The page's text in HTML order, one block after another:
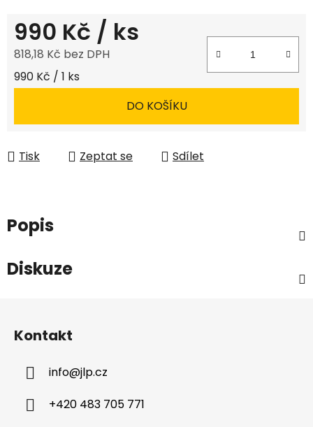
990 Kč / ks
818,18 Kč bez DPH
Měrná cena:
990 Kč / 1 ks
DO KOŠÍKU
Tisk Zeptat se Sdílet
Popis
Diskuze
Kontakt
info@jlp.cz
+420 483 705 771